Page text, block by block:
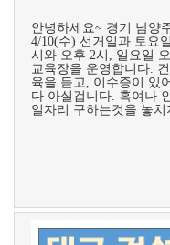
안녕하세요~ 경기 남양
4/10(수) 선거일과 토요
시와 오후 2시, 일요일
교육장을 운영합니다.
육을 듣고, 이수증이 있
다 아실겁니다. 혹여나
일자리 구하는것을 놓치